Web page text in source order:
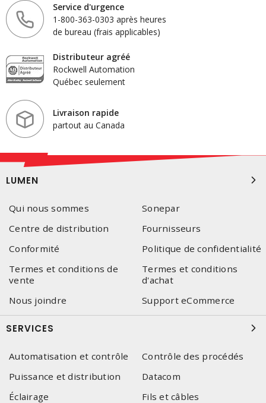
Service d'urgence
1-800-363-0303 après heures
de bureau (frais applicables)
Distributeur agréé
Rockwell Automation
Québec seulement
Livraison rapide
partout au Canada
LUMEN
Qui nous sommes
Sonepar
Centre de distribution
Fournisseurs
Conformité
Politique de confidentialité
Termes et conditions de
vente
Termes et conditions
d'achat
Nous joindre
Support eCommerce
SERVICES
Automatisation et contrôle
Contrôle des procédés
Puissance et distribution
Datacom
Éclairage
Fils et câbles